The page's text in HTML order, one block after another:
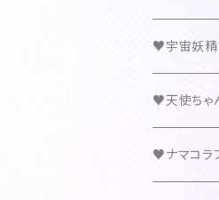
♥宇宙妖精
♥天使ちゃ
♥ナマコラ